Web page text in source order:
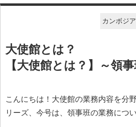
カンボジ
大使館とは？
【大使館とは？】～領
こんにちは！大使館の業務内容を分
リーズ、今号は、領事班の業務につい